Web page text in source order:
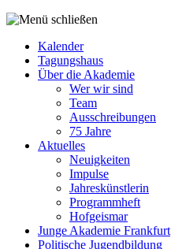
Kalender
Tagungshaus
Über die Akademie
Wer wir sind
Team
Ausschreibungen
75 Jahre
Aktuelles
Neuigkeiten
Impulse
Jahreskünstlerin
Programmheft
Hofgeismar
Junge Akademie Frankfurt
Politische Jugendbildung